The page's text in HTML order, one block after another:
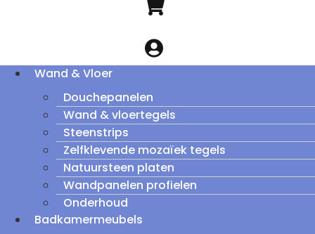
Wand & Vloer
Douchepanelen
Wand & vloertegels
Steenstrips
Zelfklevende mozaïek tegels
Natuursteen platen
Wandpanelen profielen
Onderhoud
Badkamermeubels